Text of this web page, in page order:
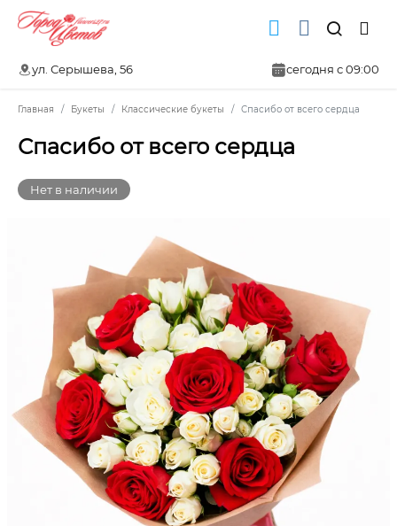
ул. Серышева, 56 сегодня с 09:00
Главная Букеты Классические букеты Спасибо от всего сердца
Спасибо от всего сердца
Нет в наличии